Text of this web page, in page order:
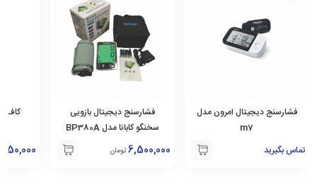
فشارسنج دیجیتال امرون مدل
m7
تماس بگیرید
فشارسنج دیجیتال بازویی
سخنگو کابانا مدل BP380A
6,500,000 تومان
کاف
450,000